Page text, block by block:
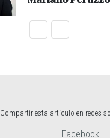
Compartir esta artículo en redes
Facebook